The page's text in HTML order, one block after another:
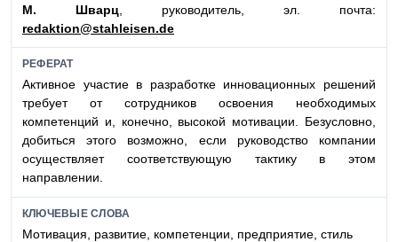
М. Шварц , руководитель, эл. почта:
redaktion@stahleisen.de
РЕФЕРАТ
Активное участие в разработке инновационных решений
требует от сотрудников освоения необходимых
компетенций и, конечно, высокой мотивации. Безусловно,
добиться этого возможно, если руководство компании
осуществляет соответствующую тактику в этом
направлении.
КЛЮЧЕВЫЕ СЛОВА
Мотивация, развитие, компетенции, предприятие, стиль